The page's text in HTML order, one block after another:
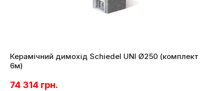
Керамічний димохід Schiedel UNI Ø250 (комплект
6м)
74 314 грн.